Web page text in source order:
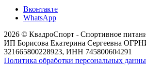
Вконтакте
WhatsApp
2026 © КвадроСпорт - Спортивное
ИП Борисова Екатерина Сергеевна
321665800228923, ИНН 745800604291
Политика обработки персональных